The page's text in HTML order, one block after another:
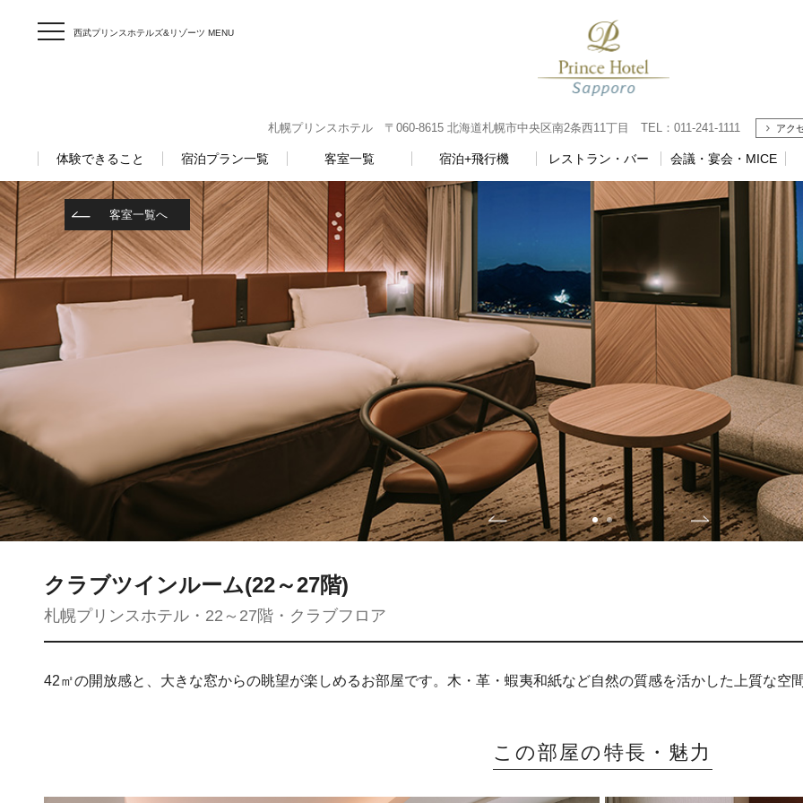
西武プリンスホテルズ&リゾーツ MENU
札幌プリンスホテル 〒060-8615 北海道札幌市中央区南2条西11丁目 TEL：011-241-1111 アク
体験できること 宿泊プラン一覧 客室一覧 宿泊+飛行機 レストラン・バー 会議・宴会・MICE
客室一覧へ
クラブツインルーム(22～27階)
札幌プリンスホテル・22～27階・クラブフロア
42㎡の開放感と、大きな窓からの眺望が楽しめるお部屋です。木・革・蝦夷和紙など自然の質感を活かした上質な空
この部屋の特長・魅力